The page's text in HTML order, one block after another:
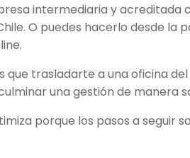
intermediaria y acreditada
O puedes hacerlo desde la
que trasladarte a una oficina
una gestión de manera
porque los pasos a seguir